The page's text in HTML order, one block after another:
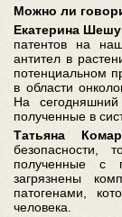
Можно ли
Екатерина
патентов на
антител в
потенциальном
в области
На
полученные в
Татьяна
безопасности,
полученные с
загрязнены
патогенами,
человека.